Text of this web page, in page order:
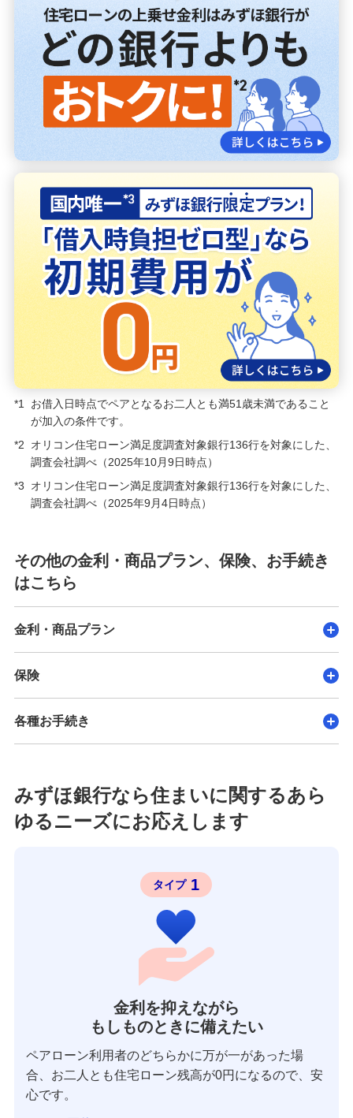
学ぶ・考える
生涯学習
お客さまサポート
困ったときは・よくあるご質問
みずほ銀行について
*1
お借入日時点でペアとなるお二人とも満51歳未満であること
が加入の条件です。
*2
オリコン住宅ローン満足度調査対象銀行136行を対象にした、
調査会社調べ（2025年10月9日時点）
*3
オリコン住宅ローン満足度調査対象銀行136行を対象にした、
調査会社調べ（2025年9月4日時点）
その他の金利・商品プラン、保険、お手続き
はこちら
金利・商品プラン
保険
各種お手続き
みずほ銀行なら住まいに関するあら
ゆるニーズにお応えします
タイプ 1
金利を抑えながら
もしものときに備えたい
ペアローン利用者のどちらかに万が一があった場
合、お二人とも住宅ローン残高が0円になるので、安
心です。